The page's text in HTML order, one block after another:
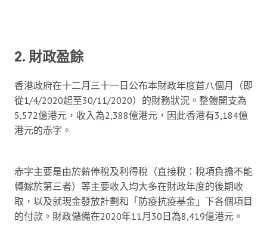
2. 財政盈餘
香港政府在十二月三十一日公布本財政年度首八個月（即
從1/4/2020起至30/11/2020）的財務狀況。整體開支為
5,572億港元，收入為2,388億港元，因此香港有3,184億
港元的赤字。
赤字主要是由於薪俸稅及利得稅（直接稅：稅項負擔不能
轉嫁於第三者）等主要收入均大多在財政年度的後期收
取，以及就現金發放計劃和「防疫抗疫基金」下各個項目
的付款。財政儲備在2020年11月30日為8,419億港元。